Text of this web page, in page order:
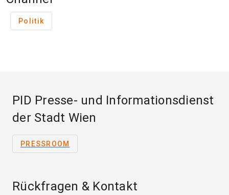
Politik
PID Presse- und Informationsdienst
der Stadt Wien
PRESSROOM
Rückfragen & Kontakt